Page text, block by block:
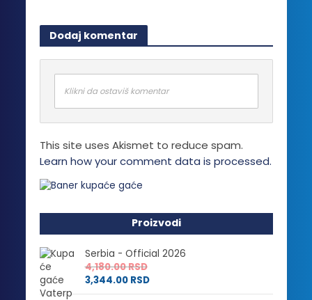
Dodaj komentar
Klikni da ostaviš komentar
This site uses Akismet to reduce spam.
Learn how your comment data is processed.
Proizvodi
Serbia - Official 2026
4,180.00RSD
3,344.00 RSD